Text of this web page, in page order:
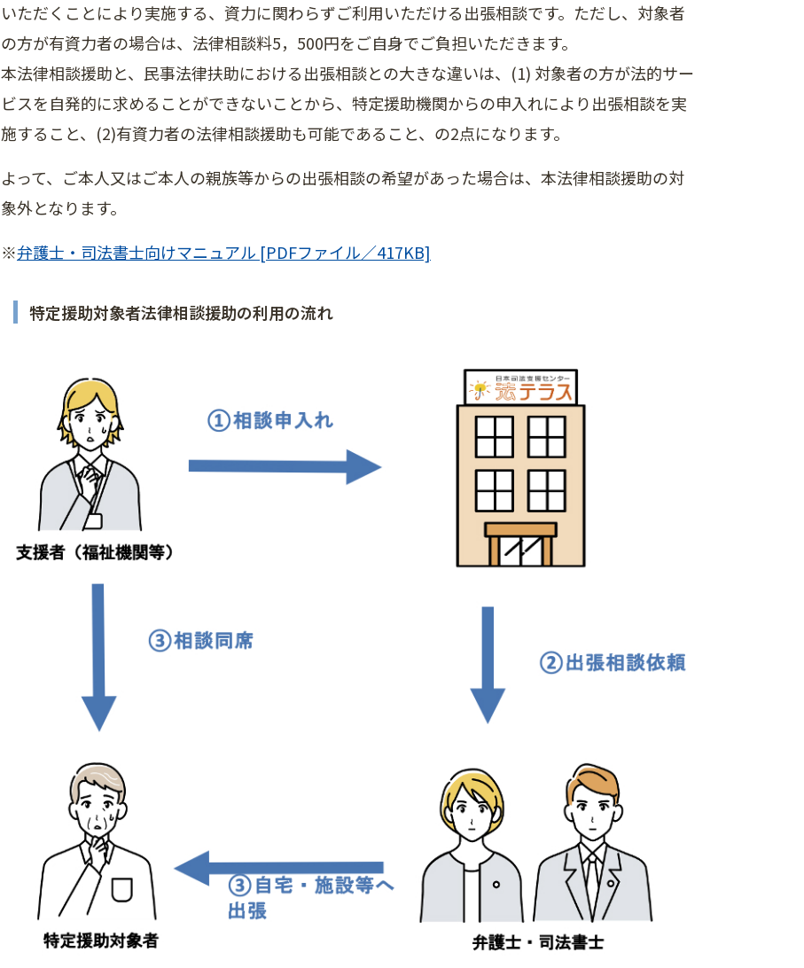
いただくことにより実施する、資力に関わらずご利用いただける出張相談です。ただし、対象者
の方が有資力者の場合は、法律相談料5，500円をご自身でご負担いただきます。
本法律相談援助と、民事法律扶助における出張相談との大きな違いは、(1) 対象者の方が法的サー
ビスを自発的に求めることができないことから、特定援助機関からの申入れにより出張相談を実
施すること、(2)有資力者の法律相談援助も可能であること、の2点になります。
よって、ご本人又はご本人の親族等からの出張相談の希望があった場合は、本法律相談援助の対
象外となります。
※弁護士・司法書士向けマニュアル [PDFファイル／417KB]
特定援助対象者法律相談援助の利用の流れ